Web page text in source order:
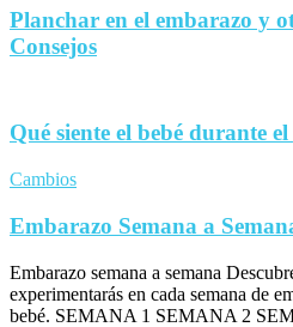
Planchar en el embarazo y
Consejos
Qué siente el bebé durante
Cambios
Embarazo Semana a
Embarazo semana a semana
experimentarás en cada semana de
bebé. SEMANA 1 SEMANA 2